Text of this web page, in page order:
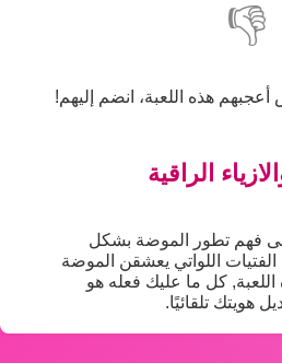
👎
الراقية
فهم تطور الموضة بشكل
اللواتي يعشقن الموضة
اللعبة, كل ما عليك فعله هو
هويتك تلقائيًا.